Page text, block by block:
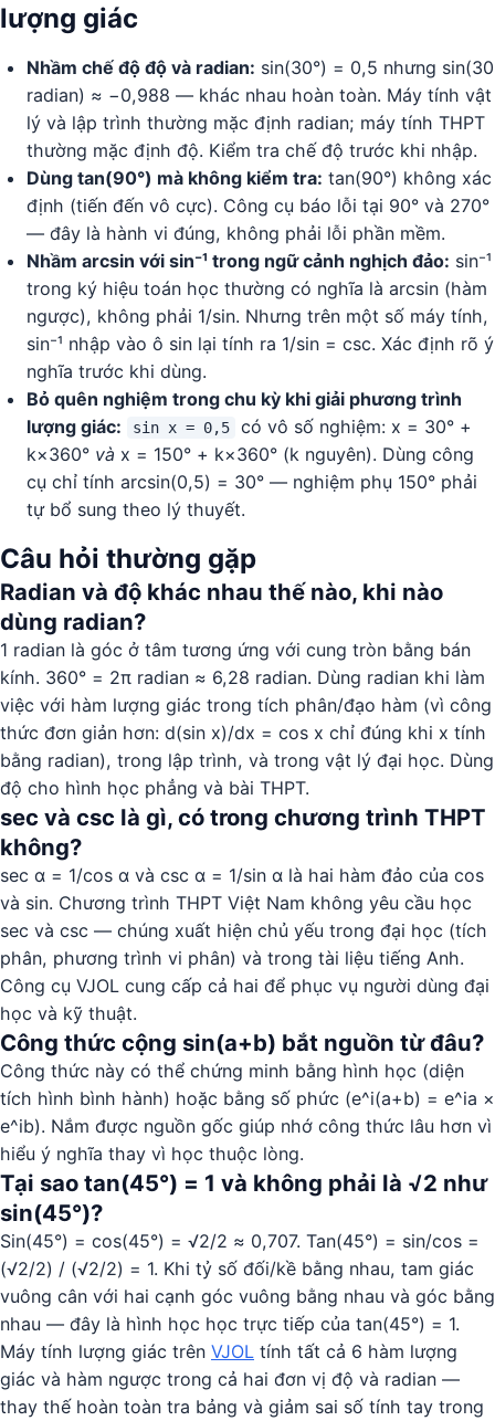
lượng giác
Nhầm chế độ độ và radian: sin(30°) = 0,5 nhưng sin(30
radian) ≈ −0,988 — khác nhau hoàn toàn. Máy tính vật
lý và lập trình thường mặc định radian; máy tính THPT
thường mặc định độ. Kiểm tra chế độ trước khi nhập.
Dùng tan(90°) mà không kiểm tra: tan(90°) không xác
định (tiến đến vô cực). Công cụ báo lỗi tại 90° và 270°
— đây là hành vi đúng, không phải lỗi phần mềm.
Nhầm arcsin với sin⁻¹ trong ngữ cảnh nghịch đảo: sin⁻¹
trong ký hiệu toán học thường có nghĩa là arcsin (hàm
ngược), không phải 1/sin. Nhưng trên một số máy tính,
sin⁻¹ nhập vào ô sin lại tính ra 1/sin = csc. Xác định rõ ý
nghĩa trước khi dùng.
Bỏ quên nghiệm trong chu kỳ khi giải phương trình
lượng giác:
sin x = 0,5
có vô số nghiệm: x = 30° +
k×360° và x = 150° + k×360° (k nguyên). Dùng công
cụ chỉ tính arcsin(0,5) = 30° — nghiệm phụ 150° phải
tự bổ sung theo lý thuyết.
Câu hỏi thường gặp
Radian và độ khác nhau thế nào, khi nào
dùng radian?
1 radian là góc ở tâm tương ứng với cung tròn bằng bán
kính. 360° = 2π radian ≈ 6,28 radian. Dùng radian khi làm
việc với hàm lượng giác trong tích phân/đạo hàm (vì công
thức đơn giản hơn: d(sin x)/dx = cos x chỉ đúng khi x tính
bằng radian), trong lập trình, và trong vật lý đại học. Dùng
độ cho hình học phẳng và bài THPT.
sec và csc là gì, có trong chương trình THPT
không?
sec α = 1/cos α và csc α = 1/sin α là hai hàm đảo của cos
và sin. Chương trình THPT Việt Nam không yêu cầu học
sec và csc — chúng xuất hiện chủ yếu trong đại học (tích
phân, phương trình vi phân) và trong tài liệu tiếng Anh.
Công cụ VJOL cung cấp cả hai để phục vụ người dùng đại
học và kỹ thuật.
Công thức cộng sin(a+b) bắt nguồn từ đâu?
Công thức này có thể chứng minh bằng hình học (diện
tích hình bình hành) hoặc bằng số phức (e^i(a+b) = e^ia ×
e^ib). Nắm được nguồn gốc giúp nhớ công thức lâu hơn vì
hiểu ý nghĩa thay vì học thuộc lòng.
Tại sao tan(45°) = 1 và không phải là √2 như
sin(45°)?
Sin(45°) = cos(45°) = √2/2 ≈ 0,707. Tan(45°) = sin/cos =
(√2/2) / (√2/2) = 1. Khi tỷ số đối/kề bằng nhau, tam giác
vuông cân với hai cạnh góc vuông bằng nhau và góc bằng
nhau — đây là hình học học trực tiếp của tan(45°) = 1.
Máy tính lượng giác trên VJOL tính tất cả 6 hàm lượng
giác và hàm ngược trong cả hai đơn vị độ và radian —
thay thế hoàn toàn tra bảng và giảm sai số tính tay trong